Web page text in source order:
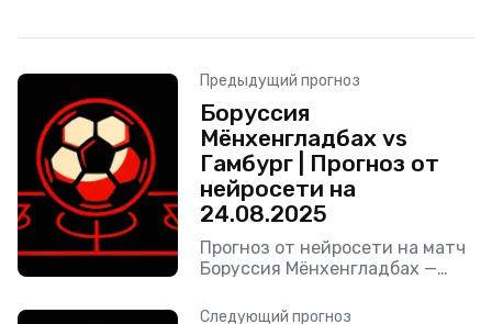
Предыдущий прогноз
Боруссия
Мёнхенгладбах vs
Гамбург | Прогноз от
нейросети на
24.08.2025
Прогноз от нейросети на матч
Боруссия Мёнхенгладбах —
2025/26, который пройдет 24
Следующий прогноз